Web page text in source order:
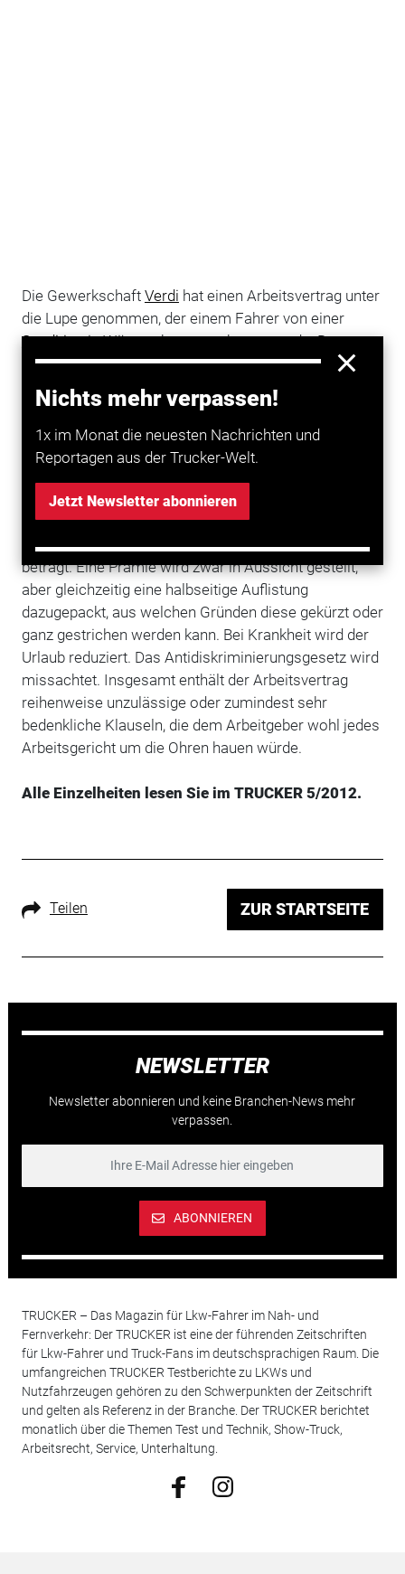
Nichts mehr verpassen!
1x im Monat die neuesten Nachrichten und
Reportagen aus der Trucker-Welt.
Jetzt Newsletter abonnieren
Die Gewerkschaft Verdi hat einen Arbeitsvertrag unter
die Lupe genommen, der einem Fahrer von einer
Speditionin Württemberg angeboten wurde. Dass es
in der Branche viele schwarze Schafe gibt, ist kein
Geheimnis. Bei vorliegender Spedition aber handelt es
sich nicht gerade um einen der schlechtesten
Arbeitgeber. Um so erschreckender ist das Ergebnis
der Begutachtung. Eine Probezeit von einem halben
insgesamt auf ein Jahr befristet ist. Überstunden und
Wochenendzuschläge sollen im Festlohn inbegriffen
sein, obwohl dieser ohnehin nur 1800 Euro brutto
beträgt. Eine Prämie wird zwar in Aussicht gestellt,
aber gleichzeitig eine halbseitige Auflistung
dazugepackt, aus welchen Gründen diese gekürzt oder
ganz gestrichen werden kann. Bei Krankheit wird der
Urlaub reduziert. Das Antidiskriminierungsgesetz wird
missachtet. Insgesamt enthält der Arbeitsvertrag
reihenweise unzulässige oder zumindest sehr
bedenkliche Klauseln, die dem Arbeitgeber wohl jedes
Arbeitsgericht um die Ohren hauen würde.
Alle Einzelheiten lesen Sie im TRUCKER 5/2012.
Teilen ZUR STARTSEITE
NEWSLETTER
Newsletter abonnieren und keine Branchen-News mehr
verpassen.
ABONNIEREN
TRUCKER – Das Magazin für Lkw-Fahrer im Nah- und
Fernverkehr: Der TRUCKER ist eine der führenden Zeitschriften
für Lkw-Fahrer und Truck-Fans im deutschsprachigen Raum. Die
umfangreichen TRUCKER Testberichte zu LKWs und
Nutzfahrzeugen gehören zu den Schwerpunkten der Zeitschrift
und gelten als Referenz in der Branche. Der TRUCKER berichtet
monatlich über die Themen Test und Technik, Show-Truck,
Arbeitsrecht, Service, Unterhaltung.